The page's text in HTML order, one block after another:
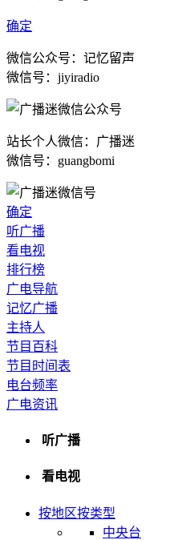
确定
微信公众号：记忆留声
微信号：jiyiradio
站长个人微信：广播迷
微信号：guangbomi
确定
听广播
看电视
排行榜
广电导航
记忆广播
主持人
节目百科
节目时间表
电台频率
广电资讯
听广播
看电视
按地区按类型
中央台